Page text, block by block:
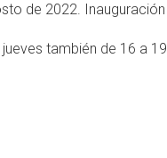
de 2022. Inauguración
también de 16 a 19